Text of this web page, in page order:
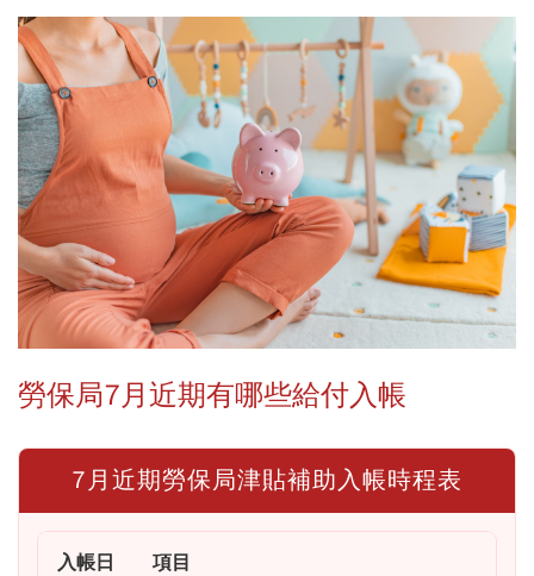
勞保局7月近期有哪些給付入帳
7月近期勞保局津貼補助入帳時程表
入帳日 項目